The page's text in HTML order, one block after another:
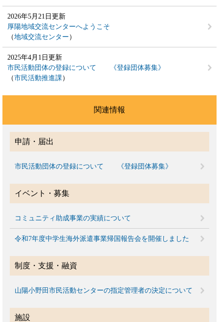
2026年5月21日更新
厚陽地域交流センターへようこそ
地域交流センター
2025年4月1日更新
市民活動団体の登録について 《登録団体募集》
市民活動推進課
関連情報
申請・届出
市民活動団体の登録について 《登録団体募集》
イベント・募集
コミュニティ助成事業の実績について
令和7年度中学生海外派遣事業帰国報告会を開催しました
制度・支援・融資
山陽小野田市民活動センターの指定管理者の決定について
施設